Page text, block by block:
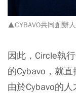
▲CYBAVO共同創辦
因此，Circle執
的Cybavo，就
由於Cybavo的